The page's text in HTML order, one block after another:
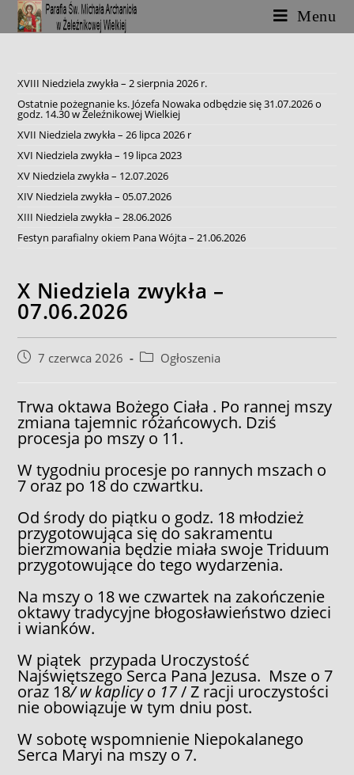
Skip
content
Menu
XVIII Niedziela zwykła – 2 sierpnia 2026 r.
Ostatnie pożegnanie ks. Józefa Nowaka odbędzie się 31.07.2026 o
godz. 14.30 w Żeleźnikowej Wielkiej
XVII Niedziela zwykła – 26 lipca 2026 r
XVI Niedziela zwykła – 19 lipca 2023
XV Niedziela zwykła – 12.07.2026
XIV Niedziela zwykła – 05.07.2026
XIII Niedziela zwykła – 28.06.2026
Festyn parafialny okiem Pana Wójta – 21.06.2026
X Niedziela zwykła –
07.06.2026
Post7 czerwca 2026
PostOgłoszenia
Trwa oktawa Bożego Ciała . Po rannej mszy
zmiana tajemnic różańcowych. Dziś
procesja po mszy o 11.
W tygodniu procesje po rannych mszach o
7 oraz po 18 do czwartku.
Od środy do piątku o godz. 18 młodzież
przygotowująca się do sakramentu
bierzmowania będzie miała swoje Triduum
przygotowujące do tego wydarzenia.
Na mszy o 18 we czwartek na zakończenie
oktawy tradycyjne błogosławieństwo dzieci
i wianków.
W piątek przypada Uroczystość
Najświętszego Serca Pana Jezusa. Msze o 7
oraz 18/ w kaplicy o 17/ Z racji uroczystości
nie obowiązuje w tym dniu post.
W sobotę wspomnienie Niepokalanego
Serca Maryi na mszy o 7.